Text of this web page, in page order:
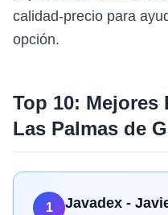
calidad-precio para
opción.
Top 10: Mejores
Las Palmas de
1
Javadex -